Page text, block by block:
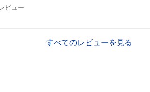
ビュー
すべてのレビューを見る